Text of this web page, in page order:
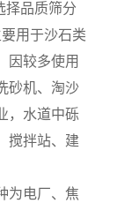
择品质筛分
用于沙石类
因较多使用
砂机、淘沙
，水道中砾
搅拌站、建
为电厂、焦